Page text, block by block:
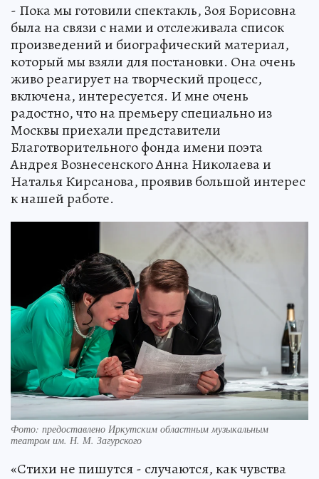
- Пока мы готовили спектакль, Зоя Борисовна
была на связи с нами и отслеживала список
произведений и биографический материал,
который мы взяли для постановки. Она очень
живо реагирует на творческий процесс,
включена, интересуется. И мне очень
радостно, что на премьеру специально из
Москвы приехали представители
Благотворительного фонда имени поэта
Андрея Вознесенского Анна Николаева и
Наталья Кирсанова, проявив большой интерес
к нашей работе.
Фото: предоставлено Иркутским областным музыкальным
театром им. Н. М. Загурского
«Стихи не пишутся - случаются, как чувства